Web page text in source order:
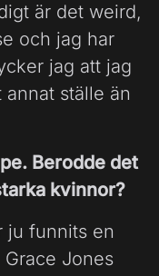
är det weird,
och jag har
jag att jag
ställe än
Berodde det
kvinnor?
ju funnits en
Jones